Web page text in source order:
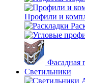
Профили и
Фасадная
Светильники